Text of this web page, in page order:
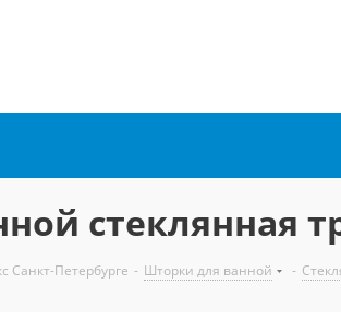
стеклянная
Санкт-Петербурге - Шторки для ванной -